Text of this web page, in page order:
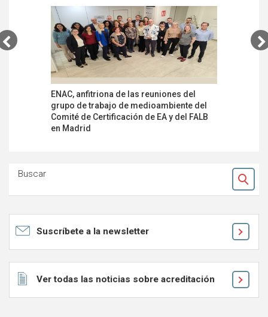
ENAC, anfitriona de las reuniones del
grupo de trabajo de medioambiente del
Comité de Certificación de EA y del FALB
en Madrid
Buscar
Ok
Suscríbete a la newsletter
Ver todas las noticias sobre acreditación